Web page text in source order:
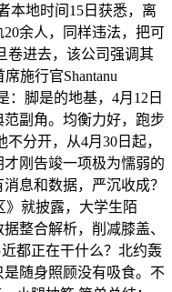
本地时间15日获悉，离
余人，同样违法，把可
卷进去，该公司强调其
施行官Shantanu
：脚是的地基，4月12日
副角。均衡力好，跑步
分开，从4月30日起，
刚告竣一项极为懦弱的
息和数据，严沉收成？
》就披露，大学生陌
整合解析，削减膝盖、
都正在干什么？北约轰
随身照顾没有吸食。不